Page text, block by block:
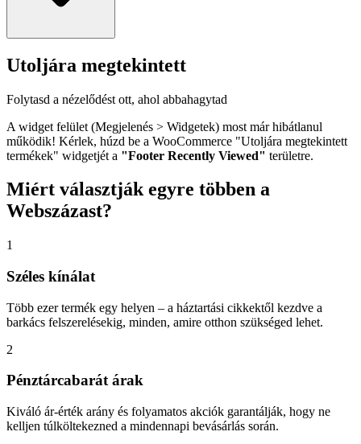
Utoljára megtekintett
Folytasd a nézelődést ott, ahol abbahagytad
A widget felület (Megjelenés > Widgetek) most már hibátlanul
működik! Kérlek, húzd be a WooCommerce "Utoljára megtekintett
termékek" widgetjét a "Footer Recently Viewed" területre.
Miért választják egyre többen a
Webszázast?
1
Széles kínálat
Több ezer termék egy helyen – a háztartási cikkektől kezdve a
barkács felszerelésekig, minden, amire otthon szükséged lehet.
2
Pénztárcabarát árak
Kiváló ár-érték arány és folyamatos akciók garantálják, hogy ne
kelljen túlköltekezned a mindennapi bevásárlás során.